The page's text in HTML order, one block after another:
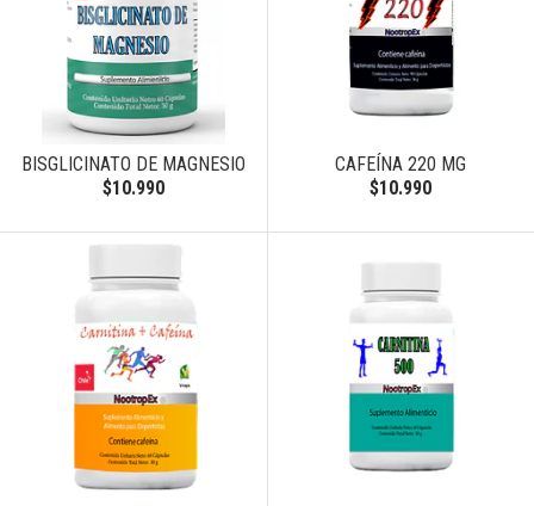
BISGLICINATO DE MAGNESIO
$10.990
CAFEÍNA 220 MG
$10.990